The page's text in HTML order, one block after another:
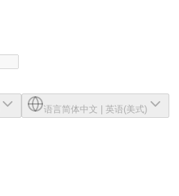
语言简体中文 | 英语(美式)